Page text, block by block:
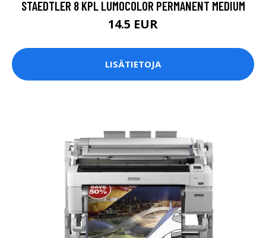
STAEDTLER 8 KPL LUMOCOLOR PERMANENT MEDIUM
14.5 EUR
LISÄTIETOJA